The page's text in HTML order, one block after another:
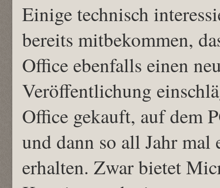
Einige technisch
bereits mitbekommen,
Office ebenfalls einen
Veröffentlichung
Office gekauft, auf dem
und dann so all Jahr mal
erhalten. Zwar bietet